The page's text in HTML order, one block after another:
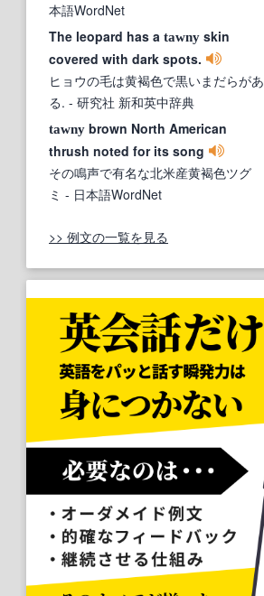
本語WordNet
The leopard has a tawny skin
covered with dark spots.
ヒョウの毛は黄褐色で黒いまだらがあ
る. - 研究社 新和英中辞典
tawny brown North American
thrush noted for its song
その鳴声で有名な北米産黄褐色ツグ
ミ - 日本語WordNet
>> 例文の一覧を見る